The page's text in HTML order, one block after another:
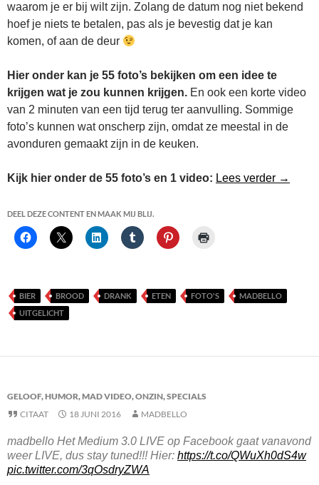
waarom je er bij wilt zijn. Zolang de datum nog niet bekend
hoef je niets te betalen, pas als je bevestig dat je kan
komen, of aan de deur
Hier onder kan je 55 foto’s bekijken om een idee te
krijgen wat je zou kunnen krijgen. En ook een korte video
van 2 minuten van een tijd terug ter aanvulling. Sommige
foto’s kunnen wat onscherp zijn, omdat ze meestal in de
avonduren gemaakt zijn in de keuken.
Kijk hier onder de 55 foto’s en 1 video: Lees verder Eten
→
DEEL DEZE CONTENT EN MAAK MIJ BLIJ.
BIER BROOD DRANK ETEN FOTO'S
MADBELLO
UITGELICHT
GELOOF,HUMOR,MAD VIDEO,ONZIN,SPECIALS
CITAAT
18 JUNI 2016 MADBELLO
madbello Het Medium 3.0 LIVE op Facebook gaat vanavond
weer LIVE, dus stay tuned!!! Hier: https://t.co/QWuXh0dS4w
pic.twitter.com/3qOsdryZWA